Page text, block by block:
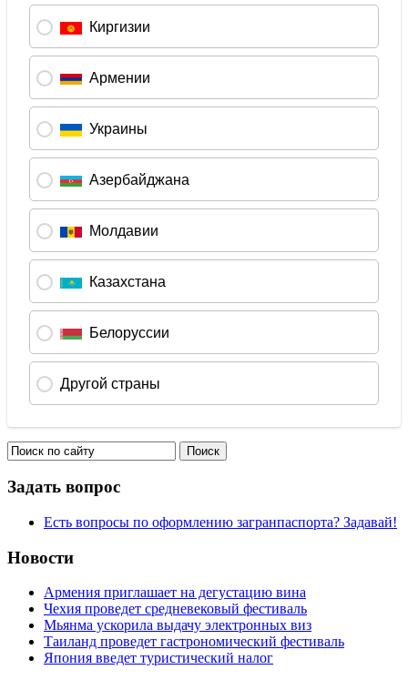
Задать вопрос
Есть вопросы по оформлению загранпаспорта? Задавай!
Новости
Армения приглашает на дегустацию вина
Чехия проведет средневековый фестиваль
Мьянма ускорила выдачу электронных виз
Таиланд проведет гастрономический фестиваль
Япония введет туристический налог